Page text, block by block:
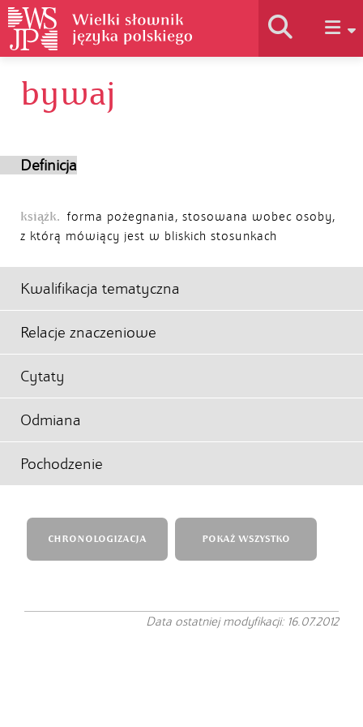
bywaj
Definicja
książk. forma pożegnania, stosowana wobec osoby,
z którą mówiący jest w bliskich stosunkach
Kwalifikacja tematyczna
Relacje znaczeniowe
Cytaty
Odmiana
Pochodzenie
CHRONOLOGIZACJA POKAŻ WSZYSTKO
Data ostatniej modyfikacji: 16.07.2012